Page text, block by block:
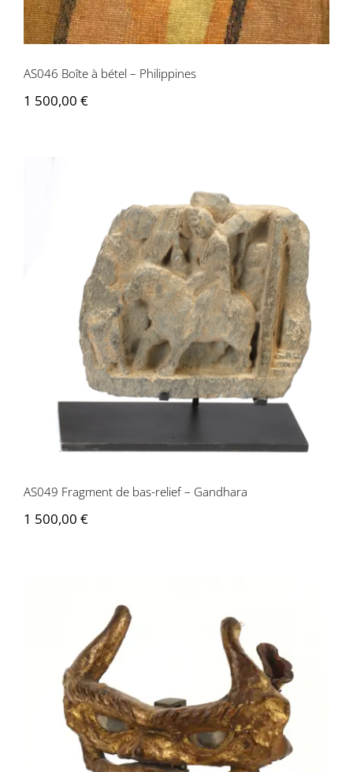
AS046 Boîte à bétel – Philippines
1 500,00 €
AS049 Fragment de bas-relief –
Gandhara
AS049 Fragment de bas-relief – Gandhara
1 500,00 €
26036 – Maedate pour casque kabuto –
Edo, Japon